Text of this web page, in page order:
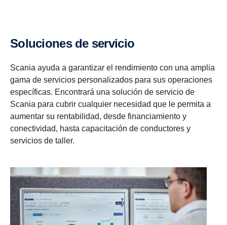
Soluciones de servicio
Scania ayuda a garantizar el rendimiento con una amplia
gama de servicios personalizados para sus operaciones
específicas. Encontrará una solución de servicio de
Scania para cubrir cualquier necesidad que le permita a
aumentar su rentabilidad, desde financiamiento y
conectividad, hasta capacitación de conductores y
servicios de taller.